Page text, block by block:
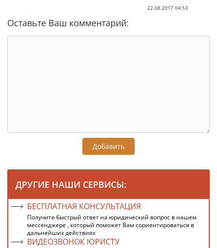
22.08.2017 04:53
Оставьте Ваш комментарий:
Добавить
ДРУГИЕ НАШИ СЕРВИСЫ:
БЕСПЛАТНАЯ КОНСУЛЬТАЦИЯ
Получите быстрый ответ на юридический вопрос в нашем
мессенджере , который поможет Вам сориентироваться в
дальнейших действиях
ВИДЕОЗВОНОК ЮРИСТУ